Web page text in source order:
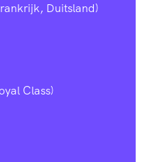
Duitsland)
Class)